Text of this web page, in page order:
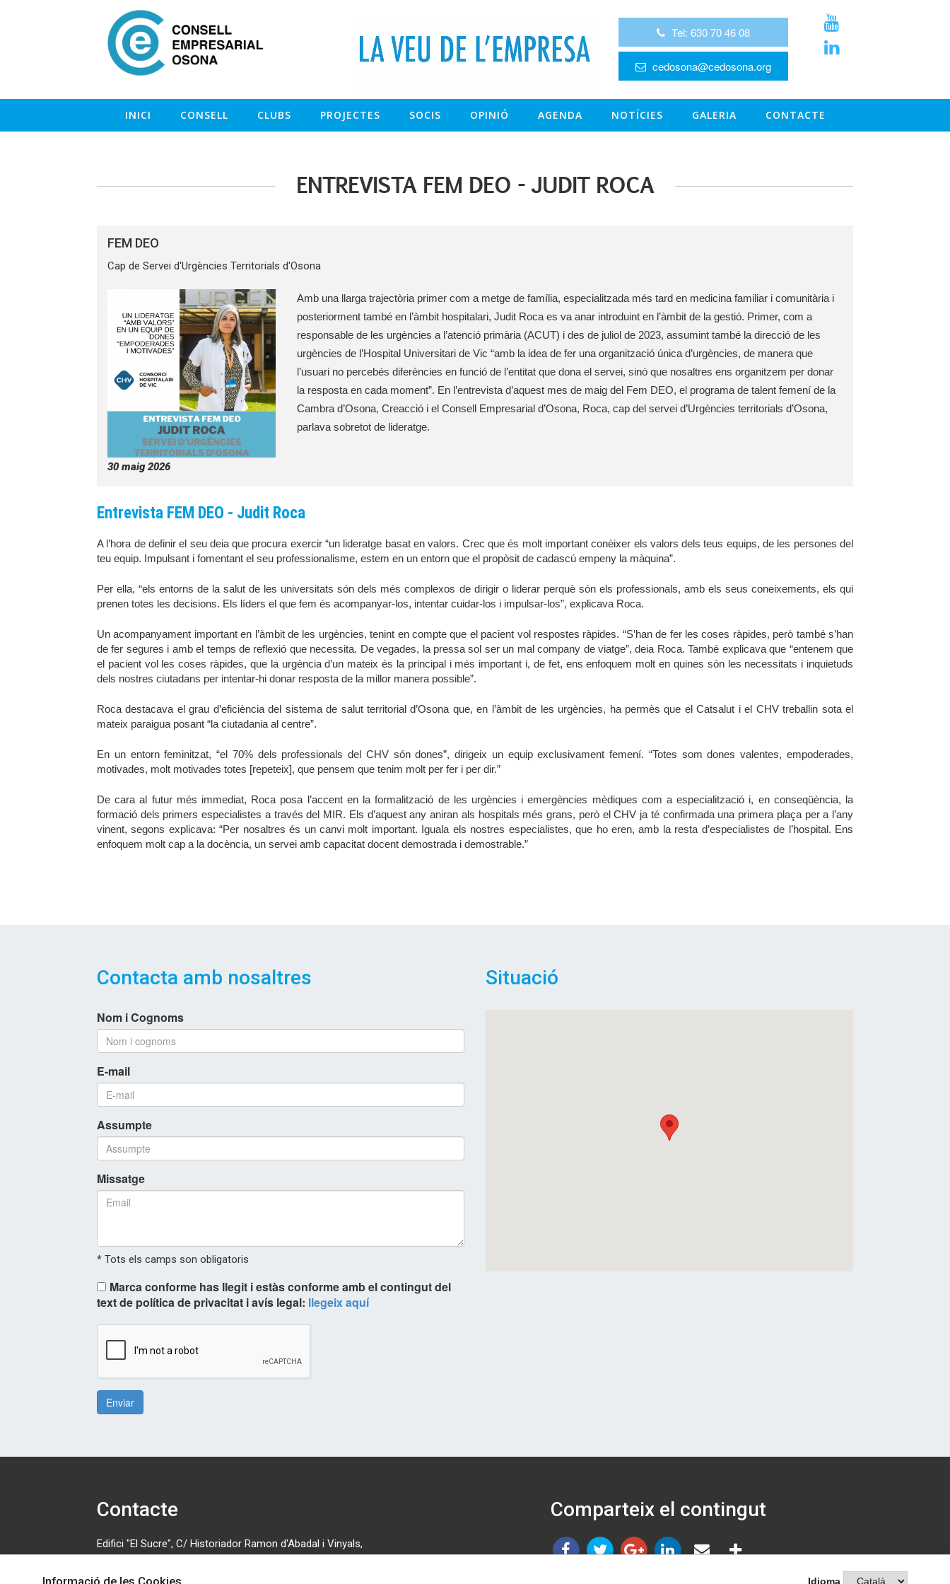
Tel: 630 70 46 08
cedosona@cedosona.org
INICI CONSELL CLUBS PROJECTES SOCIS OPINIÓ AGENDA NOTÍCIES GALERIA CONTACTE
ENTREVISTA FEM DEO - JUDIT ROCA
FEM DEO
Cap de Servei d'Urgències Territorials d'Osona
Amb una llarga trajectòria primer com a metge de família, especialitzada més tard en medicina familiar i comunitària i
posteriorment també en l’àmbit hospitalari, Judit Roca es va anar introduint en l’àmbit de la gestió. Primer, com a
responsable de les urgències a l’atenció primària (ACUT) i des de juliol de 2023, assumint també la direcció de les
urgències de l’Hospital Universitari de Vic “amb la idea de fer una organització única d’urgències, de manera que
l’usuari no percebés diferències en funció de l’entitat que dona el servei, sinó que nosaltres ens organitzem per donar
la resposta en cada moment”. En l’entrevista d’aquest mes de maig del Fem DEO, el programa de talent femení de la
Cambra d’Osona, Creacció i el Consell Empresarial d’Osona, Roca, cap del servei d’Urgències territorials d’Osona,
parlava sobretot de lideratge.
30 maig 2026
Entrevista FEM DEO - Judit Roca
A l’hora de definir el seu deia que procura exercir “un lideratge basat en valors. Crec que és molt important conèixer els valors dels teus equips, de les persones del
teu equip. Impulsant i fomentant el seu professionalisme, estem en un entorn que el propòsit de cadascú empeny la màquina”.
Per ella, “els entorns de la salut de les universitats són dels més complexos de dirigir o liderar perquè són els professionals, amb els seus coneixements, els qui
prenen totes les decisions. Els líders el que fem és acompanyar-los, intentar cuidar-los i impulsar-los”, explicava Roca.
Un acompanyament important en l’àmbit de les urgències, tenint en compte que el pacient vol respostes ràpides. “S’han de fer les coses ràpides, però també s’han
de fer segures i amb el temps de reflexió que necessita. De vegades, la pressa sol ser un mal company de viatge”, deia Roca. També explicava que “entenem que
el pacient vol les coses ràpides, que la urgència d’un mateix és la principal i més important i, de fet, ens enfoquem molt en quines són les necessitats i inquietuds
dels nostres ciutadans per intentar-hi donar resposta de la millor manera possible”.
Roca destacava el grau d’eficiència del sistema de salut territorial d’Osona que, en l’àmbit de les urgències, ha permès que el Catsalut i el CHV treballin sota el
mateix paraigua posant “la ciutadania al centre”.
En un entorn feminitzat, “el 70% dels professionals del CHV són dones”, dirigeix un equip exclusivament femení. “Totes som dones valentes, empoderades,
motivades, molt motivades totes [repeteix], que pensem que tenim molt per fer i per dir.”
De cara al futur més immediat, Roca posa l’accent en la formalització de les urgències i emergències mèdiques com a especialització i, en conseqüència, la
formació dels primers especialistes a través del MIR. Els d’aquest any aniran als hospitals més grans, però el CHV ja té confirmada una primera plaça per a l’any
vinent, segons explicava: “Per nosaltres és un canvi molt important. Iguala els nostres especialistes, que ho eren, amb la resta d’especialistes de l’hospital. Ens
enfoquem molt cap a la docència, un servei amb capacitat docent demostrada i demostrable.”
Contacta amb nosaltres
Nom i Cognoms
E-mail
Assumpte
Missatge
* Tots els camps son obligatoris
Marca conforme has llegit i estàs conforme amb el contingut del
text de política de privacitat i avís legal: llegeix aquí
Enviar
Situació
Contacte
Edifici "El Sucre", C/ Historiador Ramon d'Abadal i Vinyals,
Comparteix el contingut
Idioma